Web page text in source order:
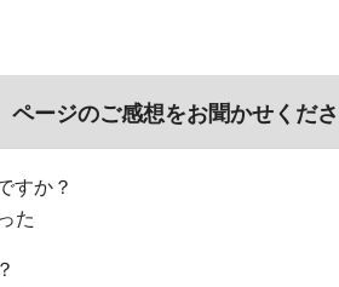
ページのご感想をお聞かせくだ
すか？
た